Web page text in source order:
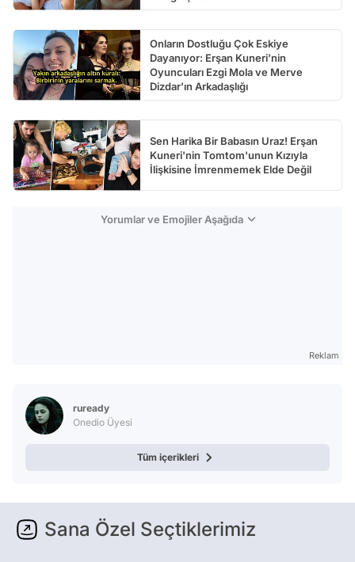
Onların Dostluğu Çok Eskiye
Dayanıyor: Erşan Kuneri’nin
Oyuncuları Ezgi Mola ve Merve
Dizdar’ın Arkadaşlığı
Sen Harika Bir Babasın Uraz! Erşan
Kuneri'nin Tomtom'unun Kızıyla
İlişkisine İmrenmemek Elde Değil
Yorumlar ve Emojiler Aşağıda
Reklam
ruready
Onedio Üyesi
Tüm içerikleri
Sana Özel Seçtiklerimiz